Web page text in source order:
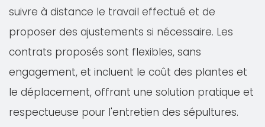
suivre à distance le travail effectué et de
proposer des ajustements si nécessaire. Les
contrats proposés sont flexibles, sans
engagement, et incluent le coût des plantes et
le déplacement, offrant une solution pratique et
respectueuse pour l'entretien des sépultures.